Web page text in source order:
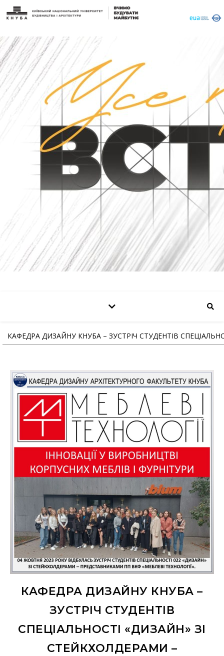
КАФЕДРА ДИЗАЙНУ КНУБА – ЗУСТРІЧ СТУДЕНТІВ
КАФЕДРА ДИЗАЙНУ КНУБА –
ЗУСТРІЧ СТУДЕНТІВ
СПЕЦІАЛЬНОСТІ «ДИЗАЙН» ЗІ
СТЕЙКХОЛДЕРАМИ –